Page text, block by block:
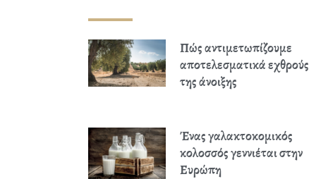
Πώς αντιμετωπίζουμε
αποτελεσματικά εχθρούς
της άνοιξης
Ένας γαλακτοκομικός
κολοσσός γεννιέται στην
Ευρώπη